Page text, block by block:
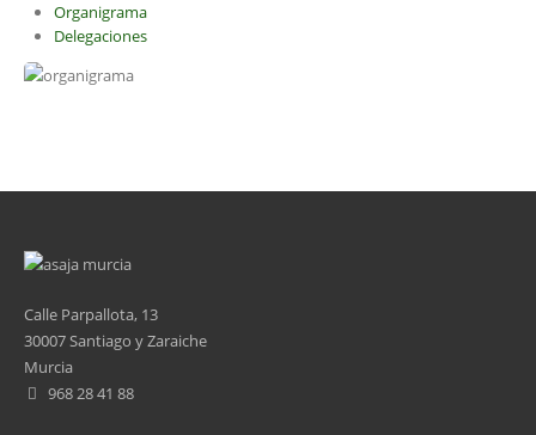
Organigrama
Delegaciones
Calle Parpallota, 13
30007 Santiago y Zaraiche
Murcia
968 28 41 88